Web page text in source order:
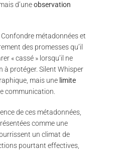
d’uneobservation
métadonnées et
des promesses qu’il
« cassé » lorsqu’il ne
à protéger. Silent Whisper
mais une limite
communication.
de ces métadonnées,
comme une
un climat de
pourtant effectives,